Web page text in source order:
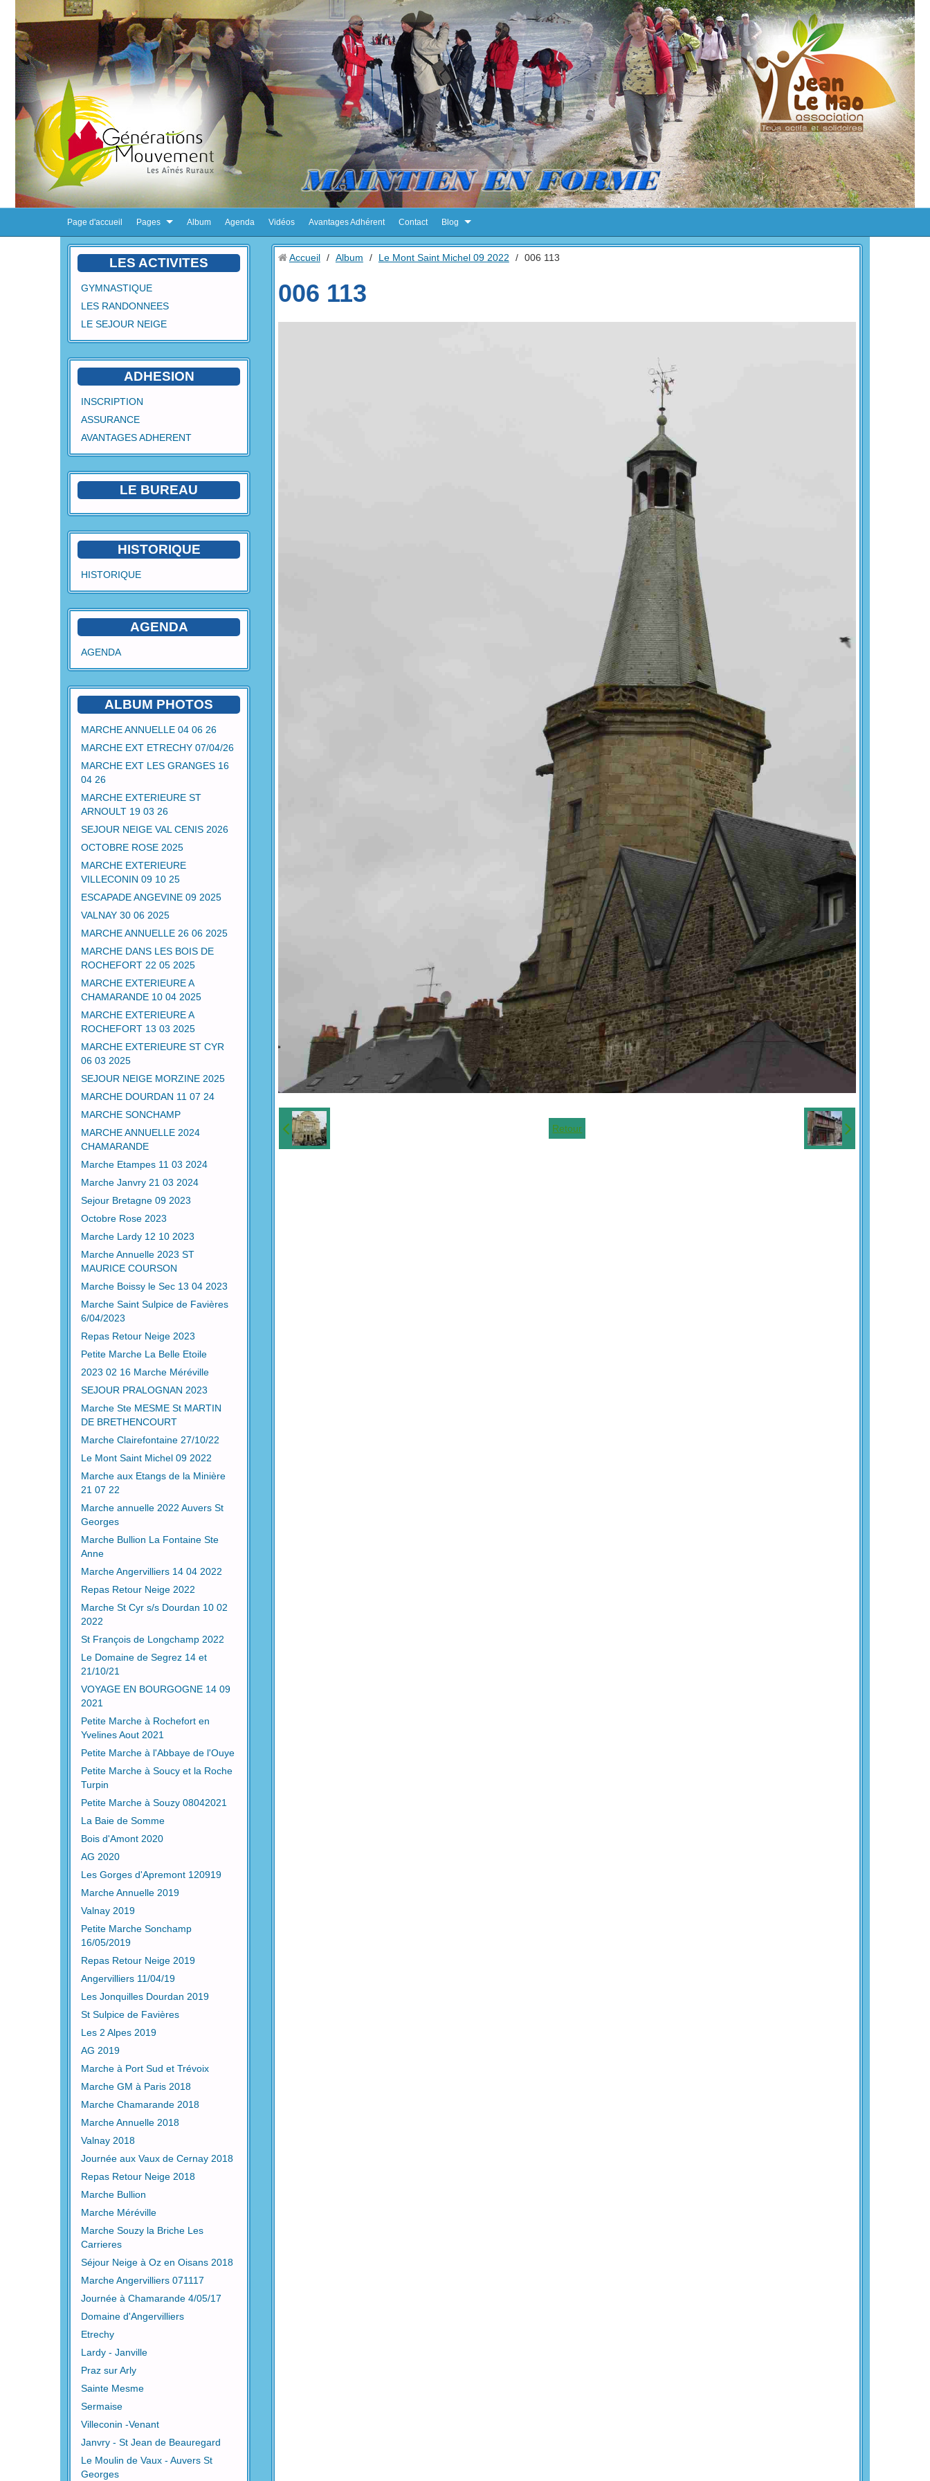
Page d'accueil Pages Album Agenda Vidéos Avantages Adhérent Contact Blog
LES ACTIVITES
GYMNASTIQUE
LES RANDONNEES
LE SEJOUR NEIGE
ADHESION
INSCRIPTION
ASSURANCE
AVANTAGES ADHERENT
LE BUREAU
HISTORIQUE
HISTORIQUE
AGENDA
AGENDA
ALBUM PHOTOS
MARCHE ANNUELLE 04 06 26
MARCHE EXT ETRECHY 07/04/26
MARCHE EXT LES GRANGES 16
04 26
MARCHE EXTERIEURE ST
ARNOULT 19 03 26
SEJOUR NEIGE VAL CENIS 2026
OCTOBRE ROSE 2025
MARCHE EXTERIEURE
VILLECONIN 09 10 25
ESCAPADE ANGEVINE 09 2025
VALNAY 30 06 2025
MARCHE ANNUELLE 26 06 2025
MARCHE DANS LES BOIS DE
ROCHEFORT 22 05 2025
MARCHE EXTERIEURE A
CHAMARANDE 10 04 2025
MARCHE EXTERIEURE A
ROCHEFORT 13 03 2025
MARCHE EXTERIEURE ST CYR
06 03 2025
SEJOUR NEIGE MORZINE 2025
MARCHE DOURDAN 11 07 24
MARCHE SONCHAMP
MARCHE ANNUELLE 2024
CHAMARANDE
Marche Etampes 11 03 2024
Marche Janvry 21 03 2024
Sejour Bretagne 09 2023
Octobre Rose 2023
Marche Lardy 12 10 2023
Marche Annuelle 2023 ST
MAURICE COURSON
Marche Boissy le Sec 13 04 2023
Marche Saint Sulpice de Favières
6/04/2023
Repas Retour Neige 2023
Petite Marche La Belle Etoile
2023 02 16 Marche Méréville
SEJOUR PRALOGNAN 2023
Marche Ste MESME St MARTIN
DE BRETHENCOURT
Marche Clairefontaine 27/10/22
Le Mont Saint Michel 09 2022
Marche aux Etangs de la Minière
21 07 22
Marche annuelle 2022 Auvers St
Georges
Marche Bullion La Fontaine Ste
Anne
Marche Angervilliers 14 04 2022
Repas Retour Neige 2022
Marche St Cyr s/s Dourdan 10 02
2022
St François de Longchamp 2022
Le Domaine de Segrez 14 et
21/10/21
VOYAGE EN BOURGOGNE 14 09
2021
Petite Marche à Rochefort en
Yvelines Aout 2021
Petite Marche à l'Abbaye de l'Ouye
Petite Marche à Soucy et la Roche
Turpin
Petite Marche à Souzy 08042021
La Baie de Somme
Bois d'Amont 2020
AG 2020
Les Gorges d'Apremont 120919
Marche Annuelle 2019
Valnay 2019
Petite Marche Sonchamp
16/05/2019
Repas Retour Neige 2019
Angervilliers 11/04/19
Les Jonquilles Dourdan 2019
St Sulpice de Favières
Les 2 Alpes 2019
AG 2019
Marche à Port Sud et Trévoix
Marche GM à Paris 2018
Marche Chamarande 2018
Marche Annuelle 2018
Valnay 2018
Journée aux Vaux de Cernay 2018
Repas Retour Neige 2018
Marche Bullion
Marche Méréville
Marche Souzy la Briche Les
Carrieres
Séjour Neige à Oz en Oisans 2018
Marche Angervilliers 071117
Journée à Chamarande 4/05/17
Domaine d'Angervilliers
Etrechy
Lardy - Janville
Praz sur Arly
Sainte Mesme
Sermaise
Villeconin -Venant
Janvry - St Jean de Beauregard
Le Moulin de Vaux - Auvers St
Georges
Accueil / Album / Le Mont Saint Michel 09 2022 / 006 113
006 113
Retour